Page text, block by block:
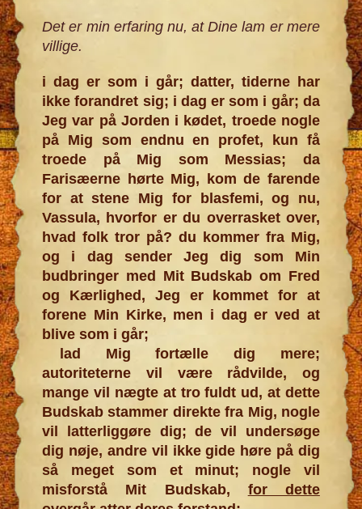
Det er min erfaring nu, at Dine lam er mere
villige.
i dag er som i går; datter, tiderne har
ikke forandret sig; i dag er som i går; da
Jeg var på Jorden i kødet, troede nogle
på Mig som endnu en profet, kun få
troede på Mig som Messias; da
Farisæerne hørte Mig, kom de farende
for at stene Mig for blasfemi, og nu,
Vassula, hvorfor er du overrasket over,
hvad folk tror på? du kommer fra Mig,
og i dag sender Jeg dig som Min
budbringer med Mit Budskab om Fred
og Kærlighed, Jeg er kommet for at
forene Min Kirke, men i dag er ved at
blive som i går;
lad Mig fortælle dig mere;
autoriteterne vil være rådvilde, og
mange vil nægte at tro fuldt ud, at dette
Budskab stammer direkte fra Mig, nogle
vil latterliggøre dig; de vil undersøge
dig nøje, andre vil ikke gide høre på dig
så meget som et minut; nogle vil
misforstå Mit Budskab, for dette